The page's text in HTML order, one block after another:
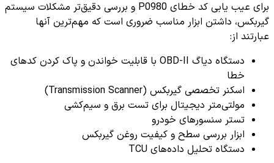
برای عیب یابی کد خطای P0980 و بررسی دقیق‌تر مشکلات سیستم
گیربکس، داشتن ابزار مناسب ضروری است که مهم‌ترین آنها
عبارتند از:
دستگاه دیاگ OBD-II با قابلیت خواندن و پاک کردن کدهای
خطا
اسکنر تخصصی گیربکس (Transmission Scanner)
مولتی‌متر دیجیتال برای تست برق و سیم‌کشی
تستر سنسورهای خودرو
ابزار بررسی سطح و کیفیت روغن گیربکس
دستگاه تحلیل داده‌های TCU